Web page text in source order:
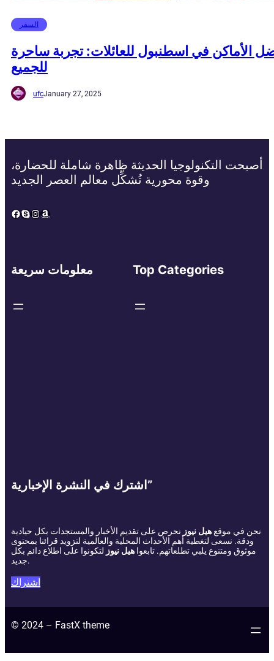
السفر
الأماكن في اسطنبول للعائلات: تجربة ساحرة
للجميع
ufcJanuary 27, 2025
أصبحت التكنولوجيا الحديثة ظاهرة شاملة للحضارة،
وقوة محورية تُشكِّل معالم العصر الجديد
Facebook
Skype
Instagram
Amazon
معلومات سريعة Top Categories
اشترك في النشرة الإخبارية”
نحن في موقعهيل نيوز نحرص على تقديم الأخبار والمستجدات بكل حيادية
ودقة. نسعى لتغطية أهم الأحداث المحلية والعالمية لتزويد قرائنا بمحتوى
موثوق ومتنوع يلبي تطلعاتهم. تابعوا هيل نيوز لتكونوا على اطلاع دائم بكل
جديد.
اشتراك
© 2024 – FastX theme